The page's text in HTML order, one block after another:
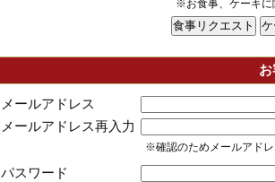
※お食事、ケーキに
メールアドレス
メールアドレス再入力
※確認のためメールアド
パスワード